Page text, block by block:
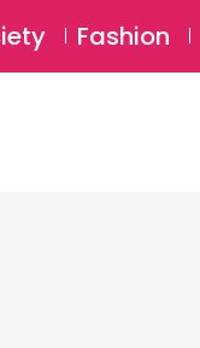
Login
Fashion